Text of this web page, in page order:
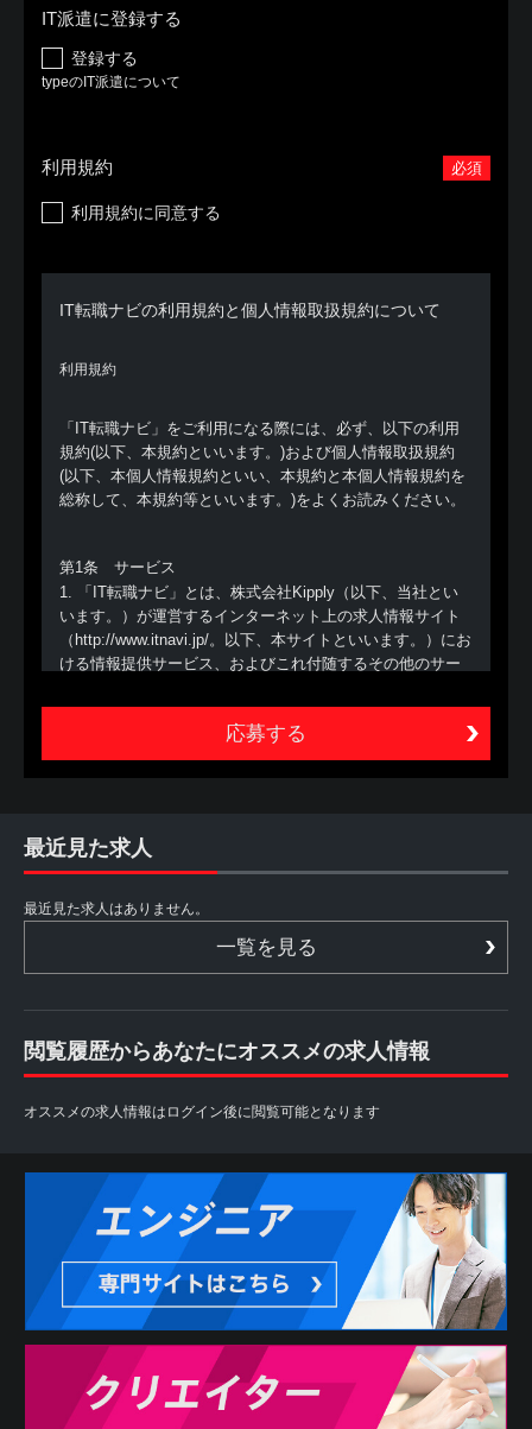
IT派遣に登録する
登録する
typeのIT派遣について
必須
利用規約
利用規約に同意する
IT転職ナビの利用規約と個人情報取扱規約について
利用規約
「IT転職ナビ」をご利用になる際には、必ず、以下の利用
規約(以下、本規約といいます。)および個人情報取扱規約
(以下、本個人情報規約といい、本規約と本個人情報規約を
総称して、本規約等といいます。)をよくお読みください。
第1条 サービス
1. 「IT転職ナビ」とは、株式会社Kipply（以下、当社とい
います。）が運営するインターネット上の求人情報サイト
（http://www.itnavi.jp/。以下、本サイトといいます。）にお
ける情報提供サービス、およびこれ付随するその他のサー
す。
2. 本サービスは、あくまでも、本サービスを利用する方
（以下、利用者といいます。）が自ら行う転職活動の支援
を目的とするものであり、職業安定法に定める職業紹介で
は行いません。また、利用者からの個別の職業紹介の依頼
にも応じられません
1. 利用者は、本サイトを利用することによって、本規約等
承諾しない場合には、本サイトを利用することができない
2. 利用者は、自らの意思に基づき本サービスを利用するも
のとし、本サービスの利用によって生じたいかなる事態に
ついても自ら責任を負うものとします。
また、本サービスは各パートナーから求人情報の提供を受
了している場合や掲載内容に差異がある場合もございます
ので予めご了承下さい。
3. 利用者は、本サービスの利用にあたり、当社に対しどの
ような情報を提供するかを任意に選択することができま
す。ただし、当社が必要と判断する情報が提供されない場
合には、本サービスの全部または一部を利用できない場合
があります。
第3条 反社会的勢力の排除
1. 利用者は、現在、暴力団、暴力団員、暴力団員でなくな
った時から5年を経過しない者、暴力団準構成員、暴力団関
最近見た求人
最近見た求人はありません。
一覧を見る
閲覧履歴からあなたにオススメの求人情報
オススメの求人情報はログイン後に閲覧可能となります